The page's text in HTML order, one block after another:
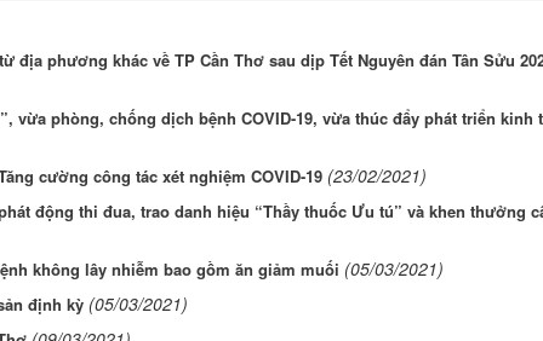
phương khác về TP Cần Thơ sau dịp Tết Nguyên đán Tân Sửu
vừa phòng, chống dịch bệnh COVID-19, vừa thúc đẩy phát triển kinh
cường công tác xét nghiệm COVID-19 (23/02/2021)
động thi đua, trao danh hiệu “Thầy thuốc Ưu tú” và khen thưởng
không lây nhiễm bao gồm ăn giảm muối (05/03/2021)
định kỳ (05/03/2021)